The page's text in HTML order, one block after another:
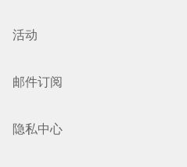
活动
邮件订阅
隐私中心